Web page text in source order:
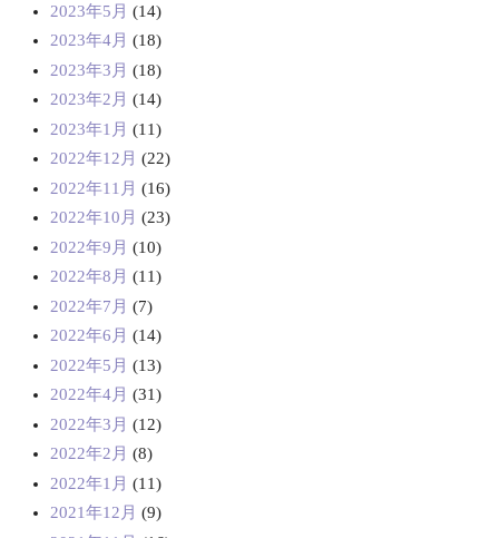
2023年5月 (14)
2023年4月 (18)
2023年3月 (18)
2023年2月 (14)
2023年1月 (11)
2022年12月 (22)
2022年11月 (16)
2022年10月 (23)
2022年9月 (10)
2022年8月 (11)
2022年7月 (7)
2022年6月 (14)
2022年5月 (13)
2022年4月 (31)
2022年3月 (12)
2022年2月 (8)
2022年1月 (11)
2021年12月 (9)